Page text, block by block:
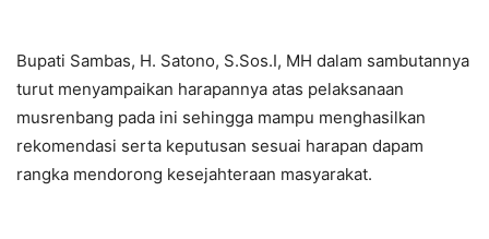
Bupati Sambas, H. Satono, S.Sos.I, MH dalam sambutannya
turut menyampaikan harapannya atas pelaksanaan
musrenbang pada ini sehingga mampu menghasilkan
rekomendasi serta keputusan sesuai harapan dapam
rangka mendorong kesejahteraan masyarakat.